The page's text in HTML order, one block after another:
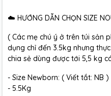
☁️ HƯỚNG DẪN CHỌN SIZE
( Các mẹ chú ý ở trên túi sản
dụng chỉ đến 3.5kg nhưng
chia sẻ dùng được tới 5,5 kg
- Size Newborn: ( Viết tắt: NB
- 5.5Kg